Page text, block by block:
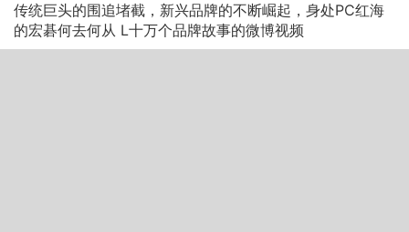
传统巨头的围追堵截，新兴品牌的不断崛起，身处PC红海
的宏碁何去何从 L十万个品牌故事的微博视频 ​​​​